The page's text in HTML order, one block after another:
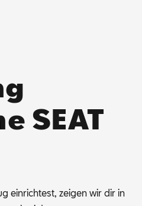
SEAT
ein­rich­test, zei­gen wir dir in